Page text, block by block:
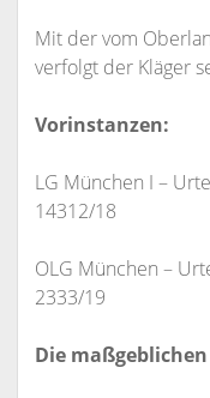
Mit der vom
verfolgt der Kläger
Vorinstanzen:
LG München I –
14312/18
OLG München –
2333/19
Die